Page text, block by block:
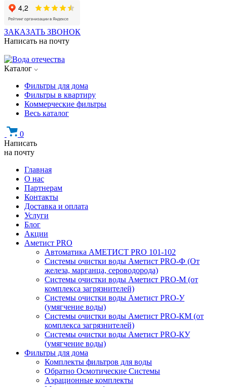
ЗАКАЗАТЬ ЗВОНОК
Написать на почту
Каталог
Фильтры для дома
Фильтры в квартиру
Коммерческие фильтры
Весь каталог
0
Написать
на почту
Главная
О нас
Партнерам
Контакты
Доставка и оплата
Услуги
Блог
Акции
Аметист PRO
Автоматика АМЕТИСТ PRO 101-102
Системы очистки воды Аметист PRO-Ф (От
железа, марганца, сероводорода)
Системы очистки воды Аметист PRO-M (от
комплекса загрязнителей)
Системы очистки воды Аметист PRO-У
(умягчение воды)
Системы очистки воды Аметист PRO-КM (от
комплекса загрязнителей)
Системы очистки воды Аметист PRO-КУ
(умягчение воды)
Фильтры для дома
Комплекты фильтров для воды
Обратно Осмотические Системы
Аэрационные комплекты